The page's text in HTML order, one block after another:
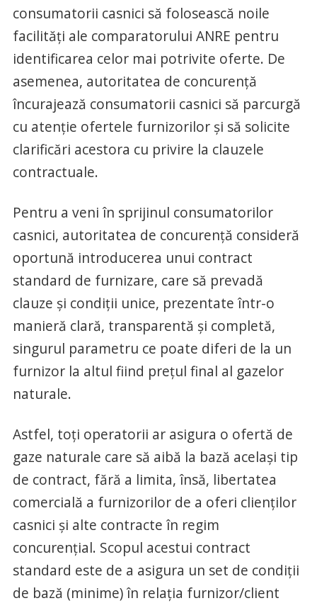
consumatorii casnici să folosească noile
facilităţi ale comparatorului ANRE pentru
identificarea celor mai potrivite oferte. De
asemenea, autoritatea de concurenţă
încurajează consumatorii casnici să parcurgă
cu atenţie ofertele furnizorilor şi să solicite
clarificări acestora cu privire la clauzele
contractuale.
Pentru a veni în sprijinul consumatorilor
casnici, autoritatea de concurenţă consideră
oportună introducerea unui contract
standard de furnizare, care să prevadă
clauze şi condiţii unice, prezentate într-o
manieră clară, transparentă şi completă,
singurul parametru ce poate diferi de la un
furnizor la altul fiind preţul final al gazelor
naturale.
Astfel, toţi operatorii ar asigura o ofertă de
gaze naturale care să aibă la bază acelaşi tip
de contract, fără a limita, însă, libertatea
comercială a furnizorilor de a oferi clienţilor
casnici şi alte contracte în regim
concurenţial. Scopul acestui contract
standard este de a asigura un set de condiţii
de bază (minime) în relaţia furnizor/client